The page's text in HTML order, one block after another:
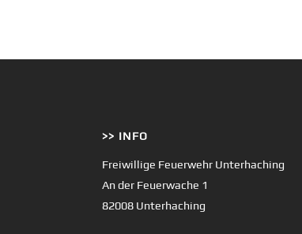
>> INFO
Freiwillige Feuerwehr Unterhaching
An der Feuerwache 1
82008 Unterhaching